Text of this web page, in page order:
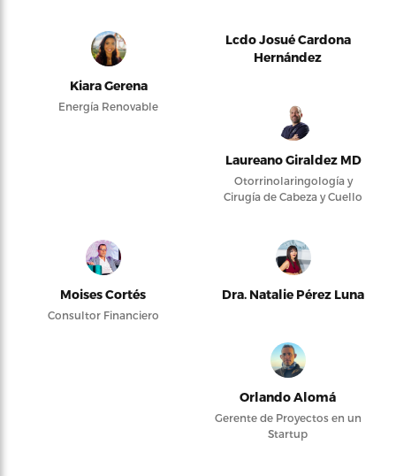
Kiara Gerena
Energía Renovable
Lcdo Josué Cardona
Hernández
Laureano Giraldez MD
Otorrinolaringología y
Cirugía de Cabeza y Cuello
Moises Cortés
Consultor Financiero
Dra. Natalie Pérez Luna
Orlando Alomá
Gerente de Proyectos en un
Startup